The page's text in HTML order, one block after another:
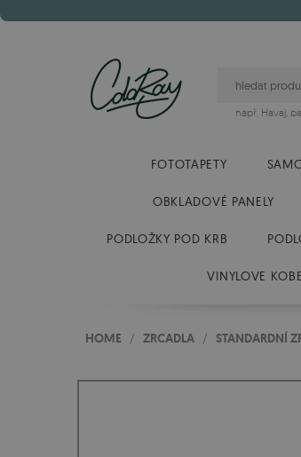
např. Havaj,
FOTOTAPETY
OBKLADOVÉ PANELY
PODLOŽKY POD KRB
VINYLOVE
HOME / ZRCADLA / STANDARDNÍ